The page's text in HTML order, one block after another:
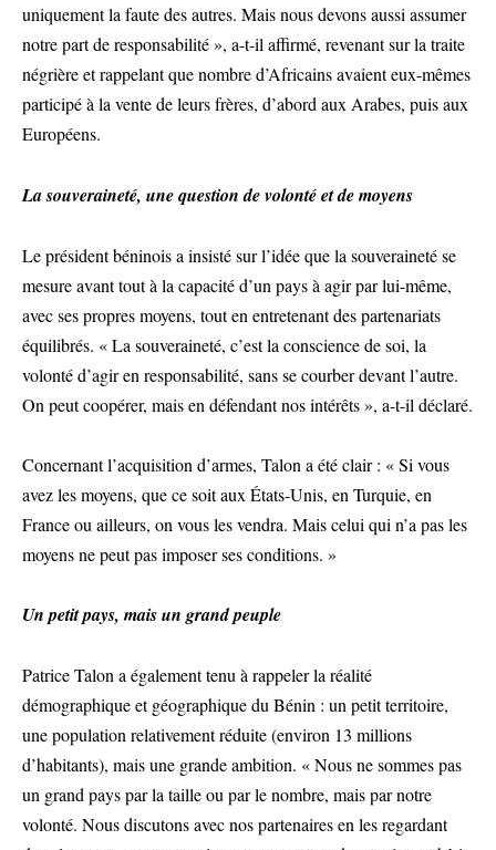
uniquement la faute des autres. Mais nous devons aussi assumer
notre part de responsabilité », a-t-il affirmé, revenant sur la traite
négrière et rappelant que nombre d’Africains avaient eux-mêmes
participé à la vente de leurs frères, d’abord aux Arabes, puis aux
Européens.
La souveraineté, une question de volonté et de moyens
Le président béninois a insisté sur l’idée que la souveraineté se
mesure avant tout à la capacité d’un pays à agir par lui-même,
avec ses propres moyens, tout en entretenant des partenariats
équilibrés. « La souveraineté, c’est la conscience de soi, la
volonté d’agir en responsabilité, sans se courber devant l’autre.
On peut coopérer, mais en défendant nos intérêts », a-t-il déclaré.
Concernant l’acquisition d’armes, Talon a été clair : « Si vous
avez les moyens, que ce soit aux États-Unis, en Turquie, en
France ou ailleurs, on vous les vendra. Mais celui qui n’a pas les
moyens ne peut pas imposer ses conditions. »
Un petit pays, mais un grand peuple
Patrice Talon a également tenu à rappeler la réalité
démographique et géographique du Bénin : un petit territoire,
une population relativement réduite (environ 13 millions
d’habitants), mais une grande ambition. « Nous ne sommes pas
un grand pays par la taille ou par le nombre, mais par notre
volonté. Nous discutons avec nos partenaires en les regardant